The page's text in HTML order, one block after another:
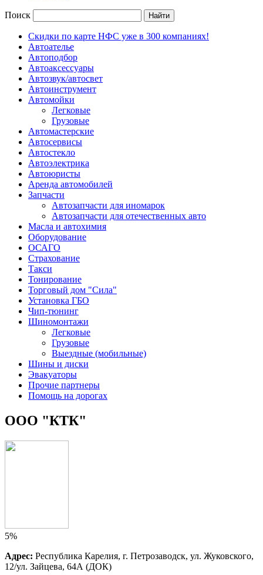
Поиск
Скидки по карте НФС уже в 300 компаниях!
Автоателье
Автоподбор
Автоаксессуары
Автозвук/автосвет
Автоинструмент
Автомойки
Легковые
Грузовые
Автомастерские
Автосервисы
Автостекло
Автоэлектрика
Автоюристы
Аренда автомобилей
Запчасти
Автозапчасти для иномарок
Автозапчасти для отечественных авто
Масла и автохимия
Оборудование
ОСАГО
Страхование
Такси
Тонирование
Торговый дом "Сила"
Установка ГБО
Чип-тюнинг
Шиномонтажи
Легковые
Грузовые
Выездные (мобильные)
Шины и диски
Эвакуаторы
Прочие партнеры
Помощь на дорогах
ООО "КТК"
5%
Адрес: Республика Карелия, г. Петрозаводск, ул. Жуковского,
12/ул. Зайцева, 64А (ДОК)